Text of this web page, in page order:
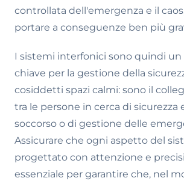
controllata dell'emergenza e il
portare a conseguenze ben più
I sistemi interfonici sono quindi
chiave per la gestione della
cosiddetti spazi calmi: sono il
tra le persone in cerca di sicurezza
soccorso o di gestione delle
Assicurare che ogni aspetto del
progettato con attenzione e
essenziale per garantire che, nel